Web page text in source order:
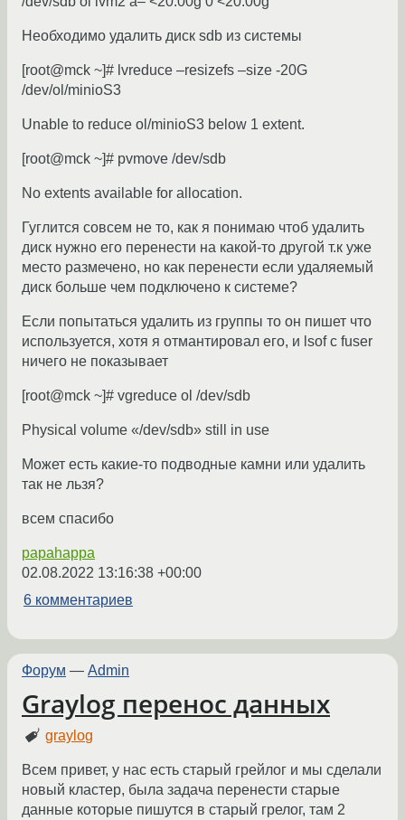
Необходимо удалить диск sdb из системы
[root@mck ~]# lvreduce –resizefs –size -20G
/dev/ol/minioS3
Unable to reduce ol/minioS3 below 1 extent.
[root@mck ~]# pvmove /dev/sdb
No extents available for allocation.
Гуглится совсем не то, как я понимаю чтоб удалить
диск нужно его перенести на какой-то другой т.к уже
место размечено, но как перенести если удаляемый
диск больше чем подключено к системе?
Если попытаться удалить из группы то он пишет что
используется, хотя я отмантировал его, и lsof с fuser
ничего не показывает
[root@mck ~]# vgreduce ol /dev/sdb
Physical volume «/dev/sdb» still in use
Может есть какие-то подводные камни или удалить
так не льзя?
всем спасибо
papahappa
02.08.2022 13:16:38 +00:00
6 комментариев
Форум — Admin
Graylog перенос данных
graylog
Всем привет, у нас есть старый грейлог и мы сделали
новый кластер, была задача перенести старые
данные которые пишутся в старый грелог, там 2